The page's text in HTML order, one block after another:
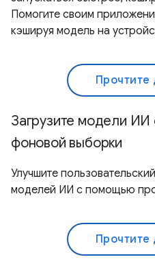
Помогите своим
кэшируя модель на
Прочтите
Загрузите модели
фоновой выборки
Улучшите
моделей ИИ с помощью
Прочтите